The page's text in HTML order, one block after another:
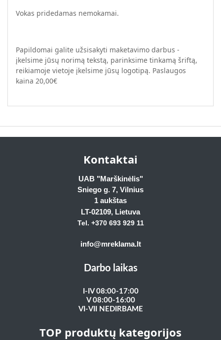
Vokas pridedamas nemokamai.
Papildomai galite užsisakyti maketavimo darbus -
įkelsime jūsų norimą tekstą, parinksime tinkamą šriftą,
reikiamoje vietoje įkelsime jūsų logotipą. Paslaugos
kaina 20,00€
Kontaktai
UAB "Marškinėlis"
Sniego g. 7, Vilnius
1 aukštas
LT-02109, Lietuva
Tel. +370 693 929 11
info@mreklama.lt
Darbo laikas
I-IV 08:00-17:00
V 08:00-16:00
VI-VII NEDIRBAME
TOP produktų kategorijos